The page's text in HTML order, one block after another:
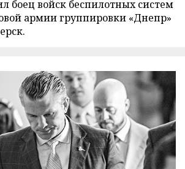
боец войск беспилотных систем
армии группировки «Днепр»